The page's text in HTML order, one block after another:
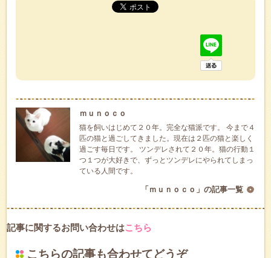
ｍｕｎｏｃｏ
猫を飼いはじめて２０年。完全な猫派です。 今まで４
匹の猫と過ごしてきました。現在は２匹の猫と楽しく
過ごす毎日です。 ツンデレされて２０年。猫の行動１
つ１つが大好きで、ずっとツンデレにやられてしまっ
ている人間です。
「ｍｕｎｏｃｏ」の記事一覧
記事に関するお問い合わせはこちら
こちらの記事も合わせてどうぞ